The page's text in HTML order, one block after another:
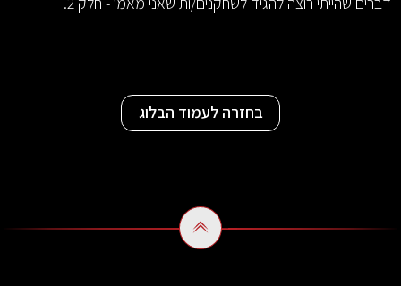
בחזרה לעמוד הבלוג